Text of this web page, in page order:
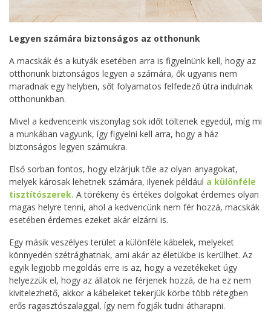
Legyen számára biztonságos az otthonunk
A macskák és a kutyák esetében arra is figyelnünk kell, hogy az
otthonunk biztonságos legyen a számára, ők ugyanis nem
maradnak egy helyben, sőt folyamatos felfedező útra indulnak
otthonunkban.
Mivel a kedvenceink viszonylag sok időt töltenek egyedül, míg mi
a munkában vagyunk, így figyelni kell arra, hogy a ház
biztonságos legyen számukra.
Első sorban fontos, hogy elzárjuk tőle az olyan anyagokat,
melyek károsak lehetnek számára, ilyenek például a különféle
tisztítószerek. A törékeny és értékes dolgokat érdemes olyan
magas helyre tenni, ahol a kedvencünk nem fér hozzá, macskák
esetében érdemes ezeket akár elzárni is.
Egy másik veszélyes terület a különféle kábelek, melyeket
könnyedén szétrághatnak, ami akár az életükbe is kerülhet. Az
egyik legjobb megoldás erre is az, hogy a vezetékeket úgy
helyezzük el, hogy az állatok ne férjenek hozzá, de ha ez nem
kivitelezhető, akkor a kábeleket tekerjük körbe több rétegben
erős ragasztószalaggal, így nem fogják tudni átharapni.